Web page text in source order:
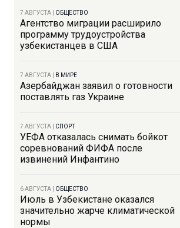
7 АВГУСТА ОБЩЕСТВО
Агентство миграции расширило
программу трудоустройства
узбекистанцев в США
7 АВГУСТА В МИРЕ
Азербайджан заявил о готовности
поставлять газ Украине
7 АВГУСТА СПОРТ
УЕФА отказалась снимать бойкот
соревнований ФИФА после
извинений Инфантино
6 АВГУСТА ОБЩЕСТВО
Июль в Узбекистане оказался
значительно жарче климатической
нормы